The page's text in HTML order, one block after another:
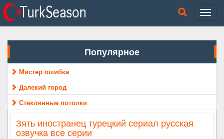
Популярное
Мистер ошибка
Далекий город
Стеклянные потолки
Зять иностранец турецкий сериал русская
озвучка все серии